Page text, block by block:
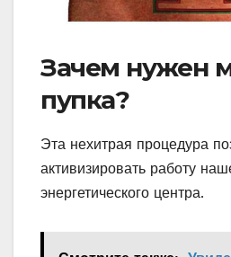
Зачем нужен
пупка?
Эта нехитрая процедура
активизировать работу
энергетического центра.